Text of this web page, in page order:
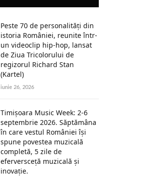
Peste 70 de personalități din
istoria României, reunite într-
un videoclip hip-hop, lansat
de Ziua Tricolorului de
regizorul Richard Stan
(Kartel)
iunie 26, 2026
Timișoara Music Week: 2-6
septembrie 2026. Săptămâna
în care vestul României își
spune povestea muzicală
completă, 5 zile de
eferversceță muzicală și
inovație.